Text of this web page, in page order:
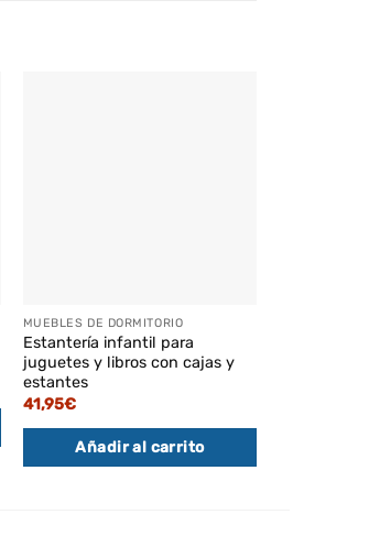
MUEBLES DE DORMITORIO
Estantería infantil para
juguetes y libros con cajas y
estantes
41,95€
Añadir al carrito